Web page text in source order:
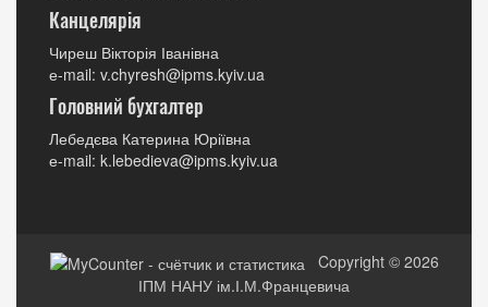
Канцелярія
Чиреш Вікторія Іванівна
е-mail: v.chyresh@ipms.kyiv.ua
Головний бухгалтер
Лебедєва Катерина Юріївна
е-mail: k.lebedieva@ipms.kyiv.ua
Copyright © 2026
ІПМ НАНУ ім.І.М.Францевича